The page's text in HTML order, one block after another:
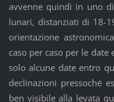
avvenne quindi in uno
lunari, distanziati di 18-
orientazione
caso per caso per le date
solo alcune date entro
declinazioni pressoché
ben visibile alla levata